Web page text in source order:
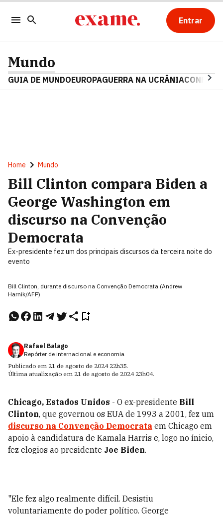
Entrar
Mundo
GUIA DE MUNDOEUROPAGUERRA NA UCRÂNIA
Home Mundo
Bill Clinton compara Biden a
George Washington em
discurso na Convenção
Democrata
Ex-presidente fez um dos principais discursos da terceira noite do
evento
Bill Clinton, durante discurso na Convenção Democrata (Andrew
Harnik/AFP)
Rafael Balago
Repórter de internacional e economia
Publicado em 21 de agosto de 2024 22h35.
Última atualização em 21 de agosto de 2024 23h04.
Chicago, Estados Unidos - O ex-presidente Bill
Clinton, que governou os EUA de 1993 a 2001, fez um
discurso na Convenção Democrata em Chicago em
apoio à candidatura de Kamala Harris e, logo no ínicio,
fez elogios ao presidente Joe Biden.
"Ele fez algo realmente difícil. Desistiu
voluntariamente do poder político. George